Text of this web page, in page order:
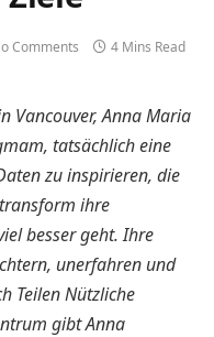
Comments 4 Mins Read
Vancouver, Anna Maria
tatsächlich eine
zu inspirieren, die
ihre
besser geht. Ihre
unerfahren und
Teilen Nützliche
gibt Anna